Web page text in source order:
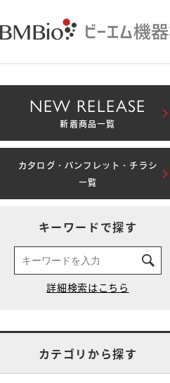
NEW RELEASE
新着商品一覧
カタログ・パンフレット・チラシ
一覧
キーワードで探す
カテゴリから探す